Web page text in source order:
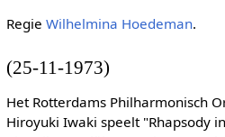
Regie Wilhelmina Hoedeman.
(25-11-1973)
Het Rotterdams Philharmonisch
Hiroyuki Iwaki speelt "Rhapsody